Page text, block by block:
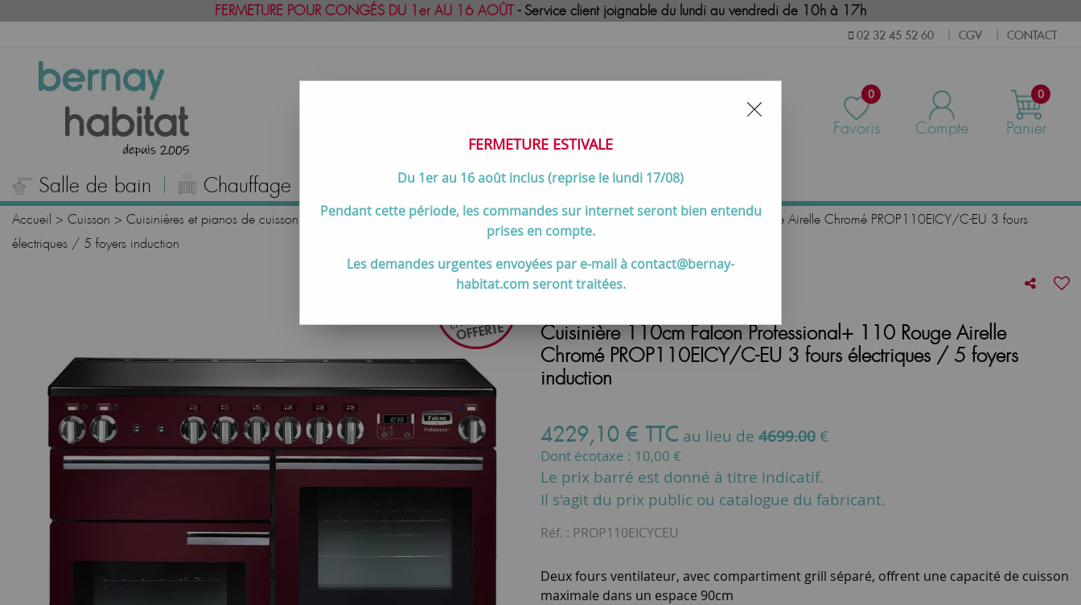
FERMETURE POUR CONGÉS DU 1er AU 16 AOÛT- Service client joignable du lundi au vendredi de 10h à 17h
02 32 45 52 60 CGV CONTACT
0
Favoris Compte
0
Panier
Salle de bain Chauffage Cuisson Meilleures ventes Contactez-nous
Accueil > Cuisson > Cuisinières et pianos de cuisson Pianos de cuisson 90 à 120 cm >Cuisinière 110cm Falcon Professional+ 110 Rouge Airelle Chromé PROP110EICY/C-EU 3 fours
électriques / 5 foyers induction
Cuisinière 110cm Falcon Professional+ 110 Rouge Airelle
Chromé PROP110EICY/C-EU 3 fours électriques / 5 foyers
induction
4229,10 € TTC au lieu de 4699.00€
Dont écotaxe : 10,00 €
Le prix barré est donné à titre indicatif.
Il s'agit du prix public ou catalogue du fabricant.
Réf. : PROP110EICYCEU
Deux fours ventilateur, avec compartiment grill séparé, offrent une capacité de cuisson
maximale dans un espace 90cm
FERMETURE ESTIVALE
Du 1er au 16 août inclus (reprise le lundi 17/08)
Pendant cette période, les commandes sur internet seront bien entendu
prises en compte.
Les demandes urgentes envoyées par e-mail à contact@bernay-
habitat.com seront traitées.